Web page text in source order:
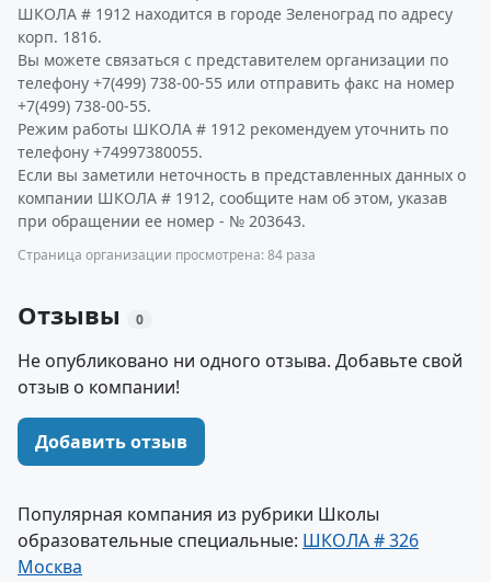
ШКОЛА # 1912 находится в городе Зеленоград по адресу
корп. 1816.
Вы можете связаться с представителем организации по
телефону +7(499) 738-00-55 или отправить факс на номер
+7(499) 738-00-55.
Режим работы ШКОЛА # 1912 рекомендуем уточнить по
телефону +74997380055.
Если вы заметили неточность в представленных данных о
компании ШКОЛА # 1912, сообщите нам об этом, указав
при обращении ее номер - № 203643.
Страница организации просмотрена: 84 раза
Отзывы 0
Не опубликовано ни одного отзыва. Добавьте свой
отзыв о компании!
Добавить отзыв
Популярная компания из рубрики Школы
образовательные специальные: ШКОЛА # 326
Москва